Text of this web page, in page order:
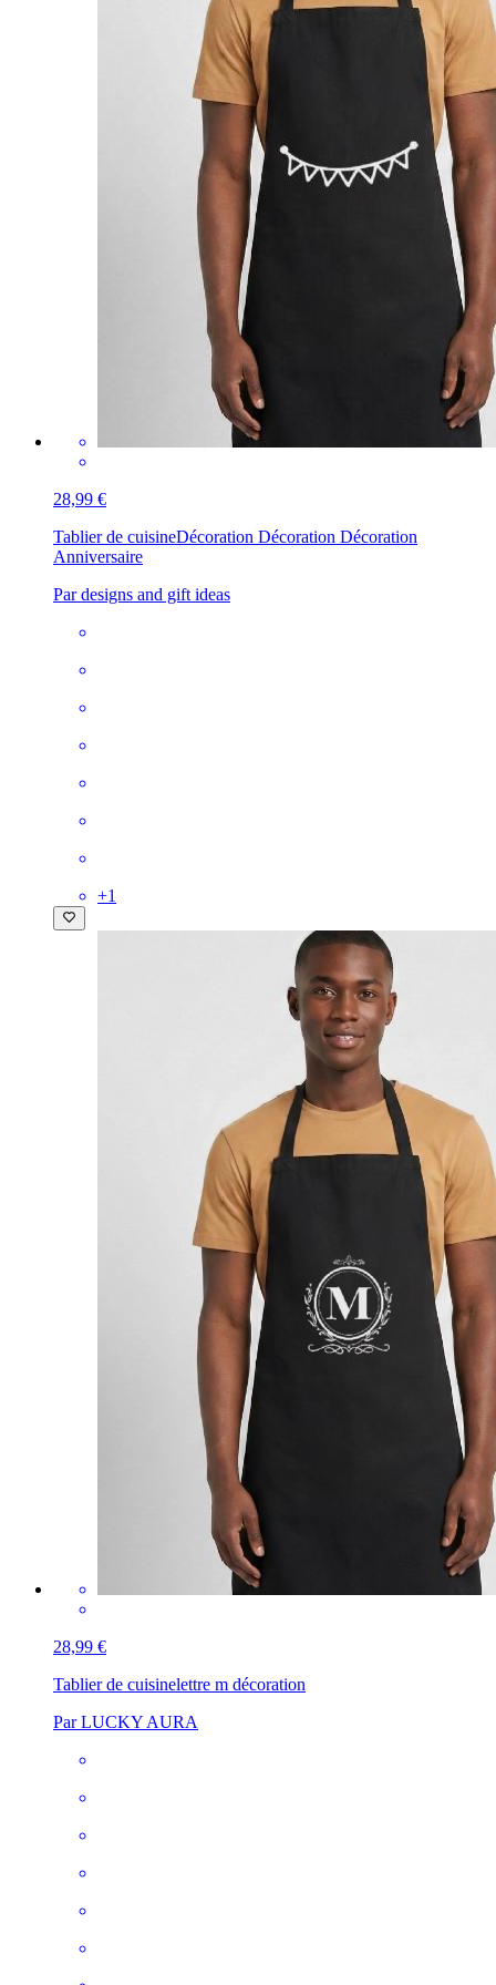
28,99 €
Tablier de cuisineDécoration Décoration Décoration
Anniversaire
Par designs and gift ideas
+1
28,99 €
Tablier de cuisinelettre m décoration
Par LUCKY AURA